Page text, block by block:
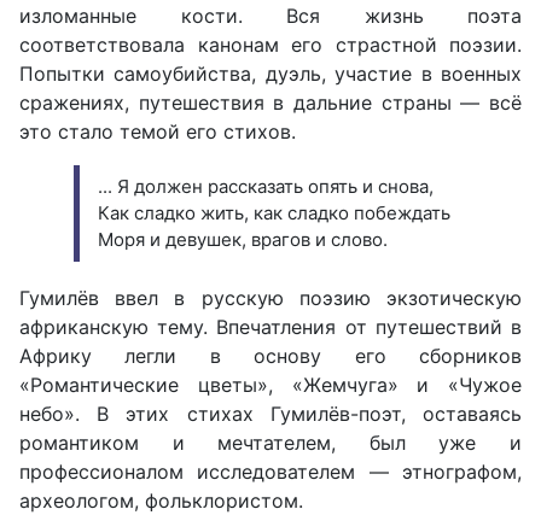
изломанные кости. Вся жизнь поэта
соответствовала канонам его страстной поэзии.
Попытки самоубийства, дуэль, участие в военных
сражениях, путешествия в дальние страны — всё
это стало темой его стихов.
... Я должен рассказать опять и снова,
Как сладко жить, как сладко побеждать
Моря и девушек, врагов и слово.
Гумилёв ввел в русскую поэзию экзотическую
африканскую тему. Впечатления от путешествий в
Африку легли в основу его сборников
«Романтические цветы», «Жемчуга» и «Чужое
небо». В этих стихах Гумилёв-поэт, оставаясь
романтиком и мечтателем, был уже и
профессионалом исследователем — этнографом,
археологом, фольклористом.